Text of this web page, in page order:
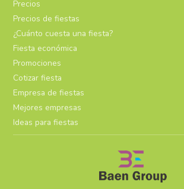
Precios
Precios de fiestas
¿Cuánto cuesta una fiesta?
Fiesta económica
Promociones
Cotizar fiesta
Empresa de fiestas
Mejores empresas
Ideas para fiestas